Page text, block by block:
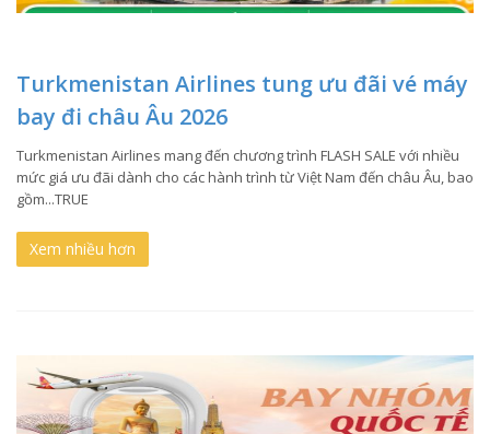
Turkmenistan Airlines tung ưu đãi vé máy
bay đi châu Âu 2026
Turkmenistan Airlines mang đến chương trình FLASH SALE với nhiều
mức giá ưu đãi dành cho các hành trình từ Việt Nam đến châu Âu, bao
gồm...TRUE
Xem nhiều hơn